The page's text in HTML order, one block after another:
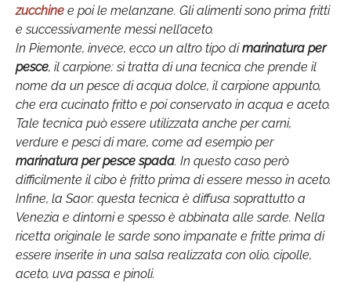
zucchine e poi le melanzane. Gli alimenti sono prima fritti
e successivamente messi nell’aceto.
In Piemonte, invece, ecco un altro tipo dimarinatura per
pesce, il carpione: si tratta di una tecnica che prende il
nome da un pesce di acqua dolce, il carpione appunto,
che era cucinato fritto e poi conservato in acqua e aceto.
Tale tecnica può essere utilizzata anche per carni,
verdure e pesci di mare, come ad esempio per
marinatura per pesce spada. In questo caso però
difficilmente il cibo è fritto prima di essere messo in aceto.
Infine, la Saor: questa tecnica è diffusa soprattutto a
Venezia e dintorni e spesso è abbinata alle sarde. Nella
ricetta originale le sarde sono impanate e fritte prima di
essere inserite in una salsa realizzata con olio, cipolle,
aceto, uva passa e pinoli.